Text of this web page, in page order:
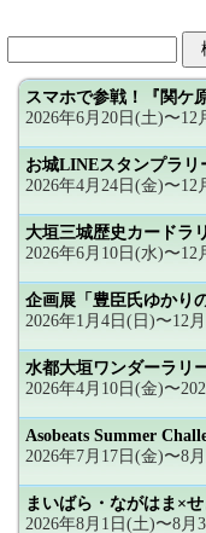
スマホで参戦！『関ケ
2026年6月20日(土)〜12
お城LINEスタンプラリ
2026年4月24日(金)〜12
大垣三城歴史カードラ
2026年6月10日(水)〜12
企画展「豊臣氏ゆかり
2026年1月4日(日)〜12
水都大垣ワンダーラリ
2026年4月10日(金)〜
Asobeats Summer
2026年7月17日(金)〜8
まいばら・ながはま×
2026年8月1日(土)〜8月